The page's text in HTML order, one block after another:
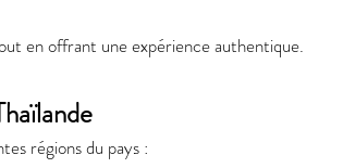
en offrant une expérience authentique.
régions du pays :